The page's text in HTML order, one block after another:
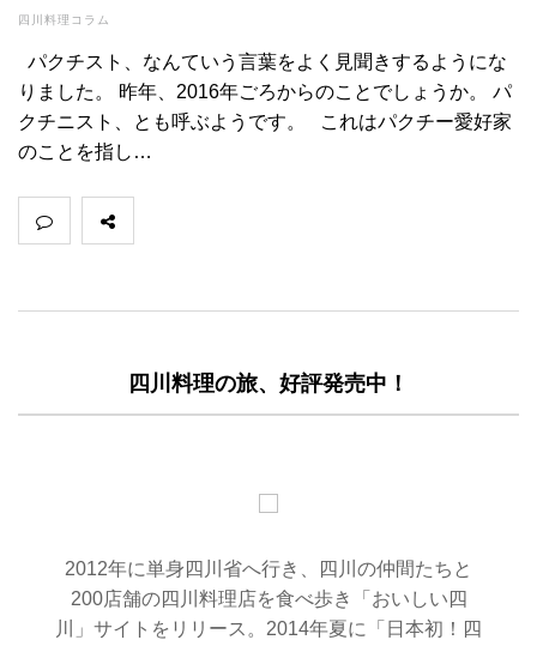
四川料理コラム
パクチスト、なんていう言葉をよく見聞きするようにな
りました。 昨年、2016年ごろからのことでしょうか。 パ
クチニスト、とも呼ぶようです。 これはパクチー愛好家
のことを指し…
四川料理の旅、好評発売中！
2012年に単身四川省へ行き、四川の仲間たちと
200店舗の四川料理店を食べ歩き「おいしい四
川」サイトをリリース。2014年夏に「日本初！四